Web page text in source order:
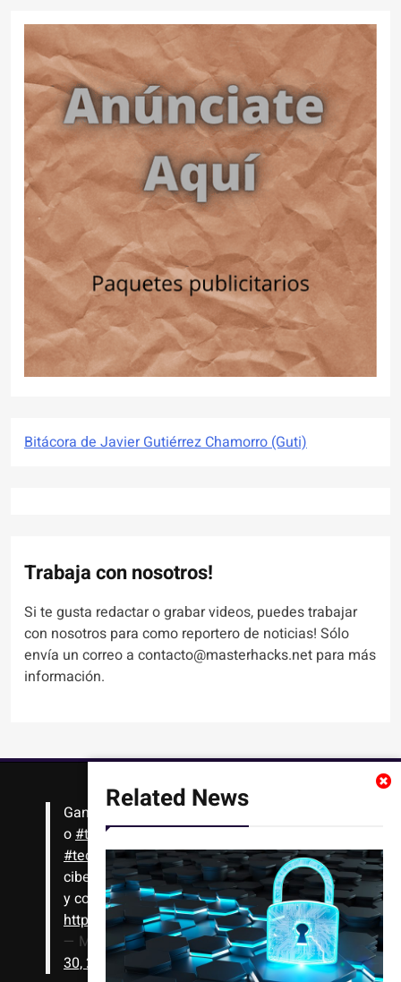
Related News
Bitácora de Javier Gutiérrez Chamorro (Guti)
Trabaja con nosotros!
Si te gusta redactar o grabar videos, puedes trabajar
con nosotros para como reportero de noticias! Sólo
envía un correo a contacto@masterhacks.net para más
información.
Gana #Bitcoinsolo con leer artículos, noticias
o#tutorialesinteresantes de ciencia,
#tecnología,#criptomonedas, seguridad
cibernética y más!! Sólo tienes que registrarte
y comenzar a navegar
https://t.co/1KjkllJEit
— Masterhacks (@Masterhacks_net)August
30, 2020